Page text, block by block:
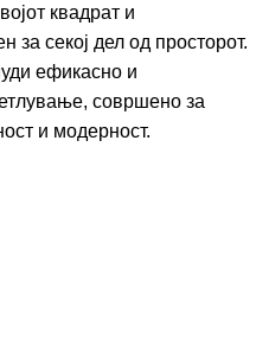
квадрат и
за секој дел од просторот.
ефикасно и
совршено за
и модерност.